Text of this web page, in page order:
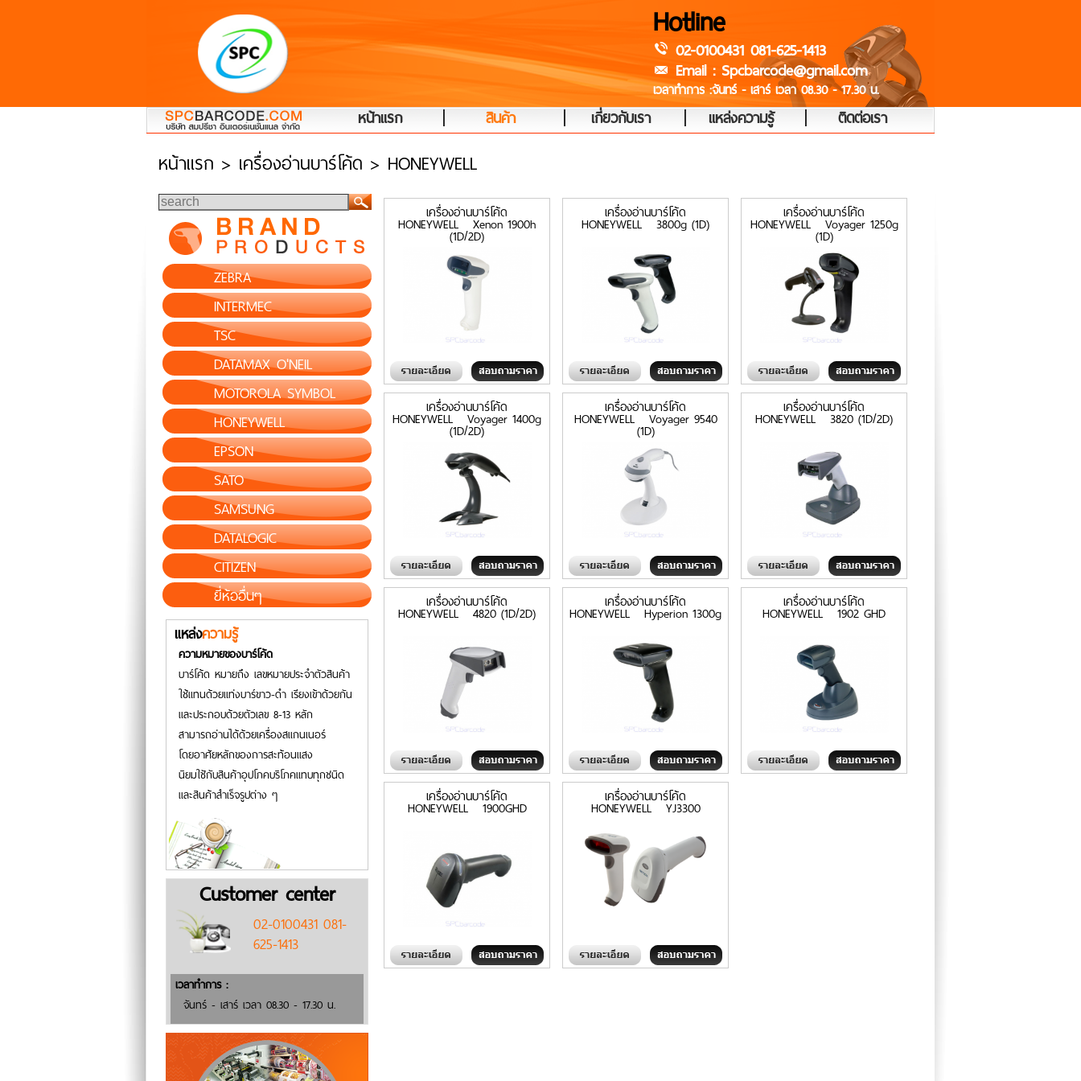
Hotline
02-0100431 081-625-1413
Email : Spcbarcode@gmail.com
เวลาทำการ :จันทร์ - เสาร์ เวลา 08.30 - 17.30 น.
หน้าแรก | สินค้า | เกี่ยวกับเรา | แหล่งความรู้ | ติดต่อเรา
หน้าแรก > เครื่องอ่านบาร์โค้ด > HONEYWELL
ZEBRA
INTERMEC
TSC
DATAMAX O'NEIL
MOTOROLA SYMBOL
HONEYWELL
EPSON
SATO
SAMSUNG
DATALOGIC
CITIZEN
ยี่ห้ออื่นๆ
แหล่งความรู้
ความหมายของบาร์โค้ด
บาร์โค้ด หมายถึง เลขหมายประจำตัวสินค้า
ใช้แทนด้วยแท่งบาร์ขาว-ดำ เรียงเข้าด้วยกัน
และประกอบด้วยตัวเลข 8-13 หลัก
สามารถอ่านได้ด้วยเครื่องสแกนเนอร์
โดยอาศัยหลักของการสะท้อนแสง
นิยมใชักับสินค้าอุปโภคบริโภคแทบทุกชนิด
และสินค้าสำเร็จรูปต่าง ๆ
Customer center
02-0100431 081-
625-1413
เวลาทำการ :
จันทร์ - เสาร์ เวลา 08.30 - 17.30 น.
เครื่องอ่านบาร์โค้ด
HONEYWELL Xenon 1900h
(1D/2D)
เครื่องอ่านบาร์โค้ด
HONEYWELL 3800g (1D)
เครื่องอ่านบาร์โค้ด
HONEYWELL Voyager 1250g
(1D)
เครื่องอ่านบาร์โค้ด
HONEYWELL Voyager 1400g
(1D/2D)
เครื่องอ่านบาร์โค้ด
HONEYWELL Voyager 9540
(1D)
เครื่องอ่านบาร์โค้ด
HONEYWELL 3820 (1D/2D)
เครื่องอ่านบาร์โค้ด
HONEYWELL 4820 (1D/2D)
เครื่องอ่านบาร์โค้ด
HONEYWELL Hyperion 1300g
เครื่องอ่านบาร์โค้ด
HONEYWELL 1902 GHD
เครื่องอ่านบาร์โค้ด
HONEYWELL 1900GHD
เครื่องอ่านบาร์โค้ด
HONEYWELL YJ3300